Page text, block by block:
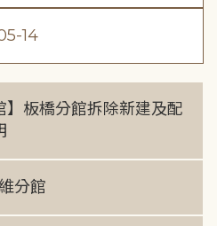
14
】板橋分館拆除新建及配
分館